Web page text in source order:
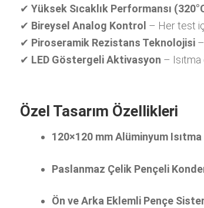
✔Yüksek Sıcaklık Performansı
✔ Bireysel Analog Kontrol – Her test
✔ Piroseramik Rezistans Teknolojisi
✔ LED Göstergeli Aktivasyon – Isıtma
Özel Tasarım Özellikleri
120×120 mm Alüminyum Isıtma
Paslanmaz Çelik Pençeli
Ön ve Arka Eklemli Pençe